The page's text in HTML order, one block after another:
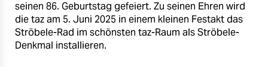
seinen 86. Geburtstag gefeiert. Zu seinen Ehren wird
die taz am 5. Juni 2025 in einem kleinen Festakt das
Ströbele-Rad im schönsten taz-Raum als Ströbele-
Denkmal installieren.